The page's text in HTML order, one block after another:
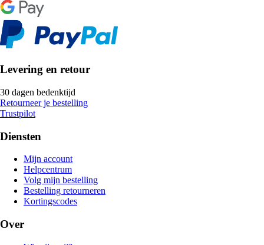
Levering en retour
30 dagen bedenktijd
Retourneer je bestelling
Trustpilot
Diensten
Mijn account
Helpcentrum
Volg mijn bestelling
Bestelling retourneren
Kortingscodes
Over